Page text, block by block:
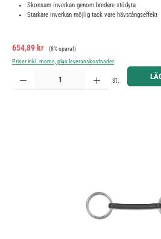
Skonsam inverkan genom bredare stödyta
Starkare inverkan möjlig tack vare hävstångseffekt
Försäljningspris:
654,89 kr Ordinarie pris:
(8% sparat)
Priser inkl. moms, plus leveranskostnader
Produktkvantitet: Ange önskat belopp eller använd
st.